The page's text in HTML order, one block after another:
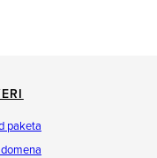
paketa